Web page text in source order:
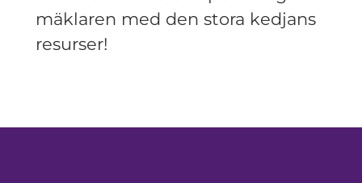
mäklaren med den stora kedjans
resurser!